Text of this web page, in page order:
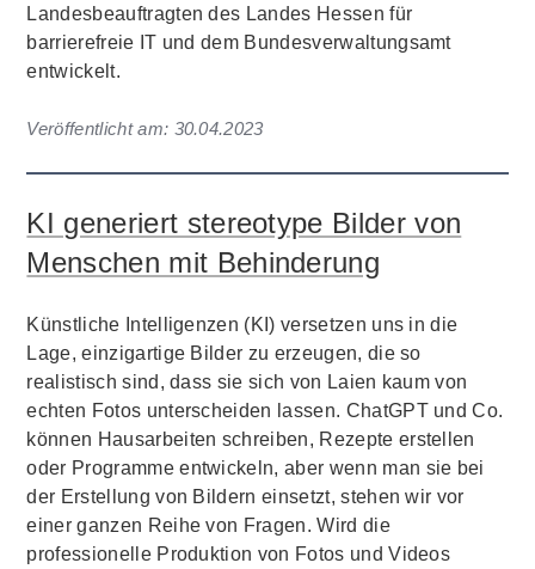
Landesbeauftragten des Landes Hessen für
barrierefreie IT und dem Bundesverwaltungsamt
entwickelt.
Veröffentlicht am: 30.04.2023
KI generiert stereotype Bilder von
Menschen mit Behinderung
Künstliche Intelligenzen (KI) versetzen uns in die
Lage, einzigartige Bilder zu erzeugen, die so
realistisch sind, dass sie sich von Laien kaum von
echten Fotos unterscheiden lassen. ChatGPT und Co.
können Hausarbeiten schreiben, Rezepte erstellen
oder Programme entwickeln, aber wenn man sie bei
der Erstellung von Bildern einsetzt, stehen wir vor
einer ganzen Reihe von Fragen. Wird die
professionelle Produktion von Fotos und Videos